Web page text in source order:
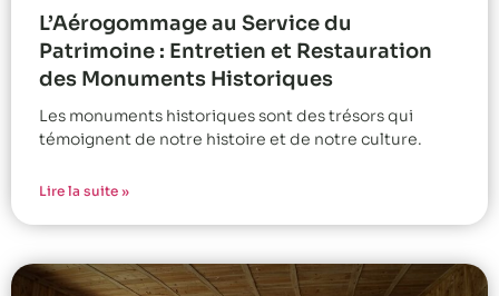
L’Aérogommage au Service du
Patrimoine : Entretien et Restauration
des Monuments Historiques
Les monuments historiques sont des trésors qui
témoignent de notre histoire et de notre culture.
Lire la suite »